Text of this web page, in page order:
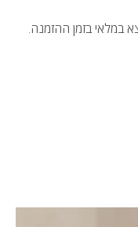
במלאי בזמן ההזמנה.